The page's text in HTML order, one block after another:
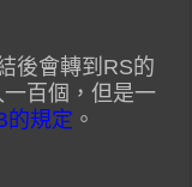
後會轉到RS的
百個，但是一
的規定 。